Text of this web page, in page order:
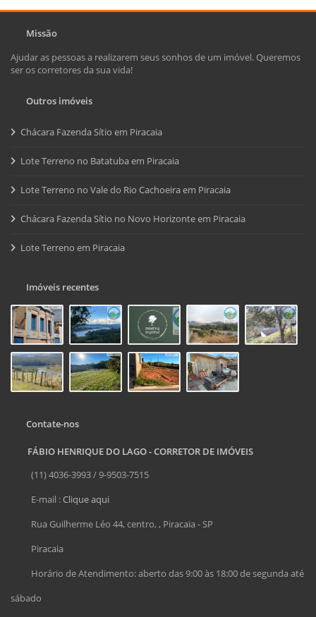
Missão
Ajudar as pessoas a realizarem seus sonhos de um imóvel. Queremos
ser os corretores da sua vida!
Outros imóveis
Chácara Fazenda Sítio em Piracaia
Lote Terreno no Batatuba em Piracaia
Lote Terreno no Vale do Rio Cachoeira em Piracaia
Chácara Fazenda Sítio no Novo Horizonte em Piracaia
Lote Terreno em Piracaia
Imóveis recentes
Contate-nos
FÁBIO HENRIQUE DO LAGO - CORRETOR DE IMÓVEIS
(11) 4036-3993 / 9-9503-7515
E-mail :Clique aqui
Rua Guilherme Léo 44, centro, , Piracaia - SP
Piracaia
Horário de Atendimento: aberto das 9:00 às 18:00 de segunda até
sábado